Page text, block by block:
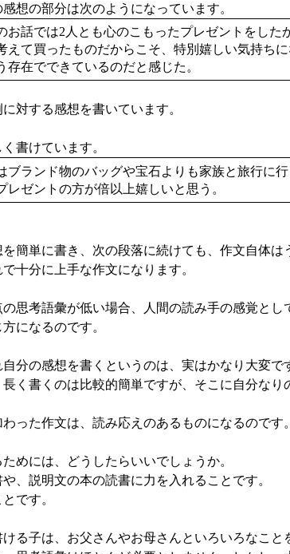
想の部分は次のようになっています。
話では2人とも心のこもったプレゼントをした
て買ったものだからこそ、特別嬉しい気持ち
在でできているのだと感じた。
対する感想を書いています。
書けています。
ランド物のバッグや宝石よりも家族と旅行に
ゼントの方が倍以上嬉しいと思う。
簡単に書き、次の段落に続けても、作文自体は
十分に上手な作文になります。
思考語彙が低い場合、人間の読み手の感覚とし
になるのです。
分の感想を書くというのは、実はかなり大変で
く書くのは比較的簡単ですが、そこに自分なり
った作文は、読み応えのあるものになるのです。
めには、どうしたらいいでしょうか。
、説明文の本の読書に力を入れることです。
です。
る子は、お父さんやお母さんといろいろなこと